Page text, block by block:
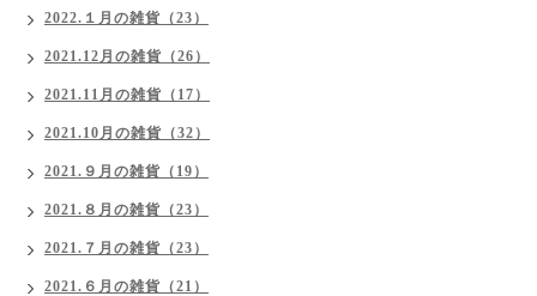
2022.１月の雑貨（23）
2021.12月の雑貨（26）
2021.11月の雑貨（17）
2021.10月の雑貨（32）
2021.９月の雑貨（19）
2021.８月の雑貨（23）
2021.７月の雑貨（23）
2021.６月の雑貨（21）